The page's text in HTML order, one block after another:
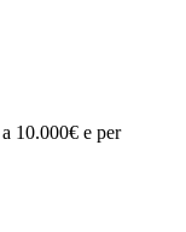
10.000€ e per